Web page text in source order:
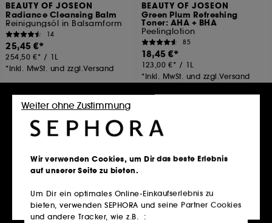
BEAUTY OF JOSEON
Radiance Cleansing Balm
Reinigungsöl in Balsamform
14
25,45 €
254,50 € / 1L
*Inkl. MwSt. und zzgl.Versand
In den Warenkorb
BEAUTY OF JOSEON
Green Plum Refreshing
Toner: AHA + BHA
Peelinglotion
85
18,45 €
123,00 € / 1L
*Inkl. MwSt. und zzgl.Versand
Wir verwenden Cookies, um Dir das beste Erlebnis
auf unserer Seite zu bieten.
Um Dir ein optimales Online-Einkaufserlebnis zu
bieten, verwenden SEPHORA und seine Partner Cookies
und andere Tracker, wie z.B. :
Weiter ohne Zustimmung